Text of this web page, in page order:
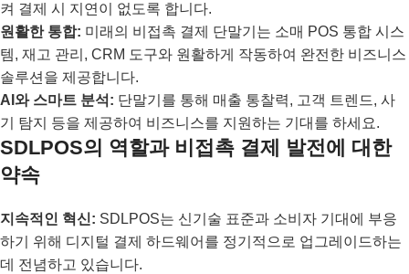
켜 결제 시 지연이 없도록 합니다.
원활한 통합: 미래의 비접촉 결제 단말기는 소매 POS 통합 시스
템, 재고 관리, CRM 도구와 원활하게 작동하여 완전한 비즈니스
솔루션을 제공합니다.
AI와 스마트 분석: 단말기를 통해 매출 통찰력, 고객 트렌드, 사
기 탐지 등을 제공하여 비즈니스를 지원하는 기대를 하세요.
SDLPOS의 역할과 비접촉 결제 발전에 대한
약속
지속적인 혁신: SDLPOS는 신기술 표준과 소비자 기대에 부응
하기 위해 디지털 결제 하드웨어를 정기적으로 업그레이드하는
데 전념하고 있습니다.